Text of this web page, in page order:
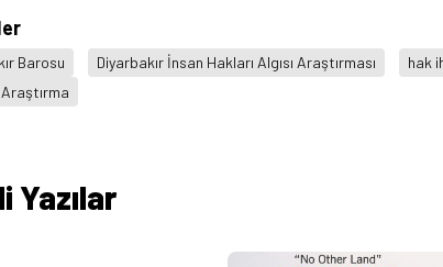
Barosu Diyarbakır İnsan Hakları Algısı Araştırması hak
Yazılar